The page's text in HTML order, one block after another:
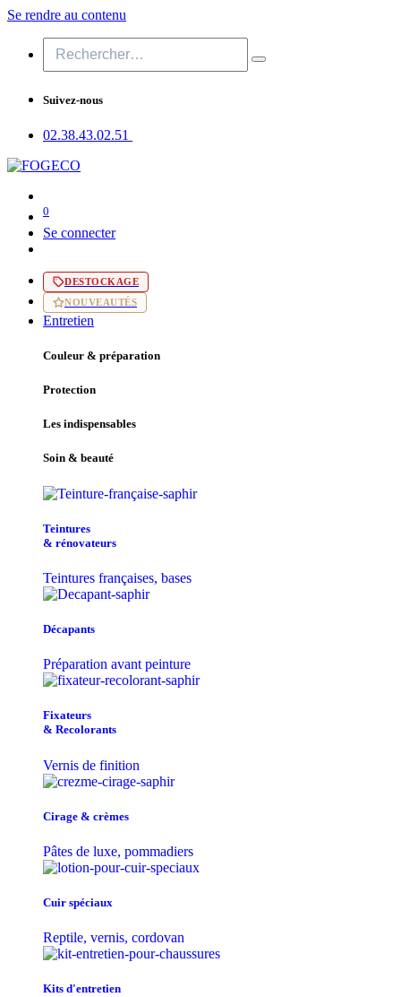
Se rendre au contenu
Suivez-nous
02.38.43​.02.51
0
Se connecter
DESTOCKAGE
NOUVEAUTÉS
Entretien
Couleur & préparation
Protection
Les indispensables
Soin & beauté
Teintu​res
& r​é​novateurs
Teintures françaises, bases
Décapants
Préparation avant peinture
Fixateurs
& Recolorants
Vernis de finition
Cirage & crèmes
Pâtes de luxe, pommadiers
Cuir spéciaux
Reptile, vernis, cordovan
Kits d'entretien